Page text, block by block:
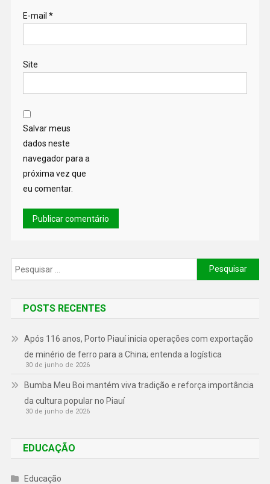
E-mail *
Site
Salvar meus
dados neste
navegador para a
próxima vez que
eu comentar.
POSTS RECENTES
Após 116 anos, Porto Piauí inicia operações com exportação
de minério de ferro para a China; entenda a logística
30 de junho de 2026
Bumba Meu Boi mantém viva tradição e reforça importância
da cultura popular no Piauí
30 de junho de 2026
EDUCAÇÃO
Educação